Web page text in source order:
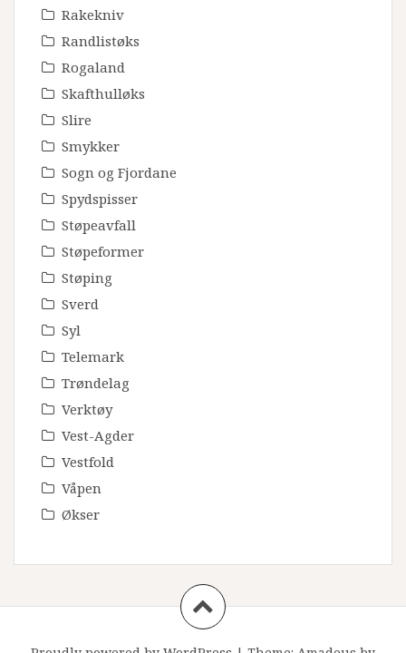
Rakekniv
Randlistøks
Rogaland
Skafthulløks
Slire
Smykker
Sogn og Fjordane
Spydspisser
Støpeavfall
Støpeformer
Støping
Sverd
Syl
Telemark
Trøndelag
Verktøy
Vest-Agder
Vestfold
Våpen
Økser